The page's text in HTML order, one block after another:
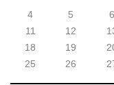
4
5 6
11
12
18
19
25
26